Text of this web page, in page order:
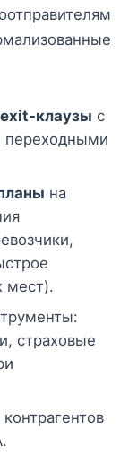
exit-клаузы с
переходными
на
мест).
страховые